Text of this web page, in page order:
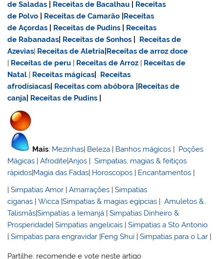
de Saladas
Receitas de Bacalhau
Receitas
de Polvo
Receitas de Camarão
Receitas
de Açordas
Receitas de Pudins
Receitas
de Rabanadas
Receitas de Sonhos
Receitas de
Azevias Receitas de Aletria Receitas dearroz doce
Receitas de peru Receitas de Arroz
Receitas de
Natal
Receitas mágicas
Receitas
afrodisiacas
Receitas com abóbora
Receitas de
canja
Receitas de Pudins
Mais: Mezinhas| Beleza | Banhos mágicos | Poções
Mágicas |Afrodite|Anjos |Simpatias, magias & feitiços
rápidos|Magia das Fadas| Horoscopos | Encantamentos |
|Simpatias Amor |Amarrações |Simpatias
ciganas |Wicca |Simpatias & magias egípcias |Amuletos &
Talismãs|Simpatias a Iemanjá |Simpatias Dinheiro &
Prosperidade|Simpatias angelicais |Simpatias a Sto Antonio
|Simpatias para engravidar |Feng Shui |Simpatias para o Lar |
Partilhe, recomende e vote neste artigo